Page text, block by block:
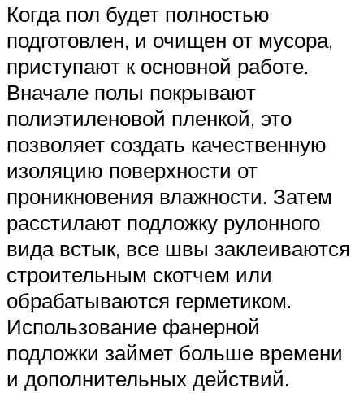
Когда пол будет полностью
подготовлен, и очищен от мусора,
приступают к основной работе.
Вначале полы покрывают
полиэтиленовой пленкой, это
позволяет создать качественную
изоляцию поверхности от
проникновения влажности. Затем
расстилают подложку рулонного
вида встык, все швы заклеиваются
строительным скотчем или
обрабатываются герметиком.
Использование фанерной
подложки займет больше времени
и дополнительных действий.